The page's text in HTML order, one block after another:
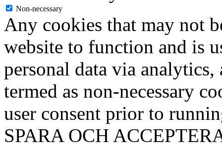
Non-necessary
Any cookies that may not
website to function and is
personal data via analytics,
termed as non-necessary
user consent prior to
SPARA OCH